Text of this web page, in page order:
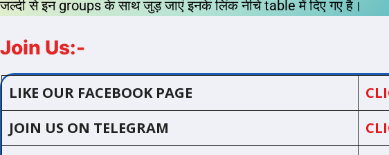
जल्दी से इन groups के साथ जुड़ जाएं इनके लिंक नीचे table में दिए गए है।
Join Us:-
LIKE OUR FACEBOOK PAGE
JOIN US ON TELEGRAM